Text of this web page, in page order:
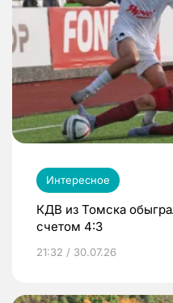
Интересное
КДВ из Томска
счетом 4:3
21:32 / 30.07.26